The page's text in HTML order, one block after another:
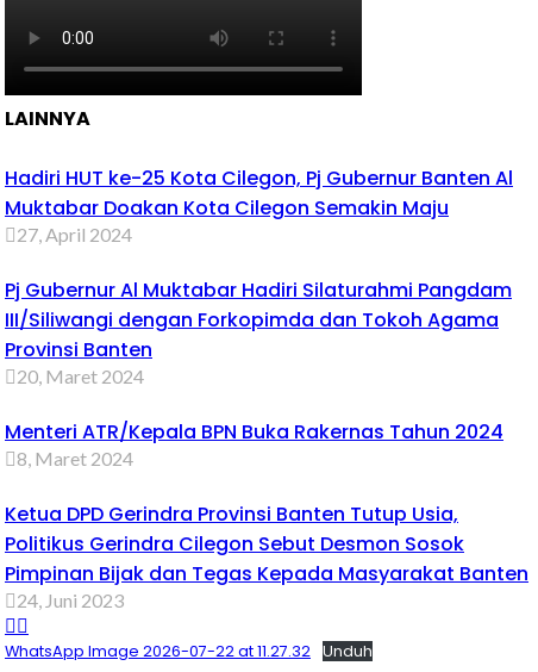
LAINNYA
Hadiri HUT ke-25 Kota Cilegon, Pj Gubernur Banten Al
Muktabar Doakan Kota Cilegon Semakin Maju
27, April 2024
Pj Gubernur Al Muktabar Hadiri Silaturahmi Pangdam
III/Siliwangi dengan Forkopimda dan Tokoh Agama
Provinsi Banten
20, Maret 2024
Menteri ATR/Kepala BPN Buka Rakernas Tahun 2024
8, Maret 2024
Ketua DPD Gerindra Provinsi Banten Tutup Usia,
Politikus Gerindra Cilegon Sebut Desmon Sosok
Pimpinan Bijak dan Tegas Kepada Masyarakat Banten
24, Juni 2023
WhatsApp Image 2026-07-22 at 11.27.32 Unduh